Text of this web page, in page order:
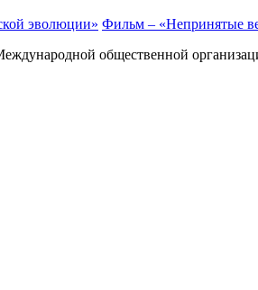
эволюции» Фильм – «Непринятые
общественной